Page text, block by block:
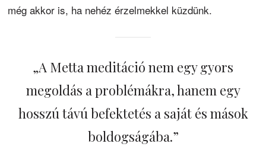
még akkor is, ha nehéz érzelmekkel küzdünk.
„A Metta meditáció nem egy gyors
megoldás a problémákra, hanem egy
hosszú távú befektetés a saját és mások
boldogságába.”